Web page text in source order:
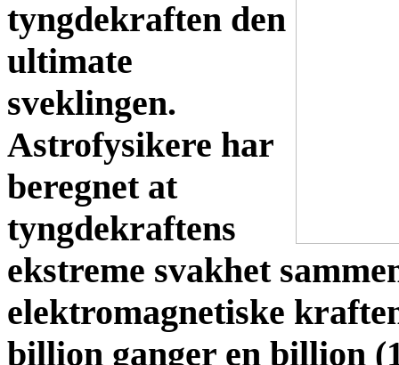
tyngdekraften den
ultimate
sveklingen.
Astrofysikere har
beregnet at
tyngdekraftens
ekstreme svakhet
elektromagnetiske
billion ganger en billion